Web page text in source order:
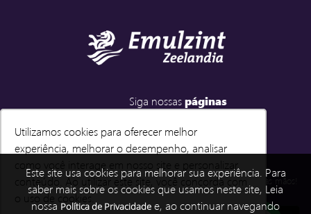
Utilizamos cookies para oferecer melhor
experiência, melhorar o desempenho, analisar
como você interage em nosso site e personalizar
conteúdo. Ao utilizar este site, você concorda com
o uso de cookies.
Utilizamos cookies para oferecer melhor
experiência, melhorar o desempenho, analisar
como você interage em nosso site e personalizar
conteúdo. Ao utilizar este site, você concorda com
o uso de cookies.
Este site usa cookies para melhorar sua experiência. Para
saber mais sobre os cookies que usamos neste site, Leia
nossa Política de Privacidade e, ao continuar navegando
Siga nossaspáginas
Emulzint e-você
Baixe e instale o nosso APP e tenha a Emulzint em suas mãos!